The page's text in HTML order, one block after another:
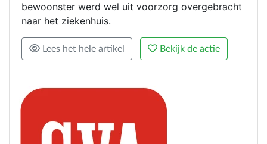
bewoonster werd wel uit voorzorg overgebracht
naar het ziekenhuis.
Lees het hele artikel Bekijk de actie